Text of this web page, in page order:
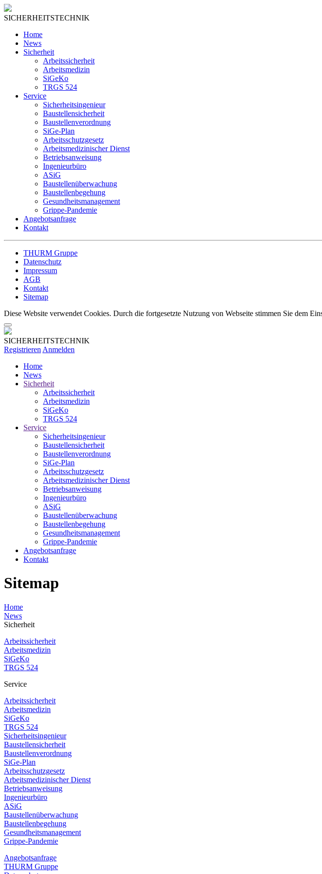
SICHERHEITSTECHNIK
Home
News
Sicherheit
Arbeitssicherheit
Arbeitsmedizin
SiGeKo
TRGS 524
Service
Sicherheitsingenieur
Baustellensicherheit
Baustellenverordnung
SiGe-Plan
Arbeitsschutzgesetz
Arbeitsmedizinischer Dienst
Betriebsanweisung
Ingenieurbüro
ASiG
Baustellenüberwachung
Baustellenbegehung
Gesundheitsmanagement
Grippe-Pandemie
Angebotsanfrage
Kontakt
THURM Gruppe
Datenschutz
Impressum
AGB
Kontakt
Sitemap
Diese Website verwendet Cookies. Durch die fortgesetzte Nutzung von Webseite stimmen Sie dem
SICHERHEITSTECHNIK
Registrieren Anmelden
Home
News
Sicherheit
Arbeitssicherheit
Arbeitsmedizin
SiGeKo
TRGS 524
Service
Sicherheitsingenieur
Baustellensicherheit
Baustellenverordnung
SiGe-Plan
Arbeitsschutzgesetz
Arbeitsmedizinischer Dienst
Betriebsanweisung
Ingenieurbüro
ASiG
Baustellenüberwachung
Baustellenbegehung
Gesundheitsmanagement
Grippe-Pandemie
Angebotsanfrage
Kontakt
Sitemap
Home
News
Sicherheit
Arbeitssicherheit
Arbeitsmedizin
SiGeKo
TRGS 524
Service
Arbeitssicherheit
Arbeitsmedizin
SiGeKo
TRGS 524
Sicherheitsingenieur
Baustellensicherheit
Baustellenverordnung
SiGe-Plan
Arbeitsschutzgesetz
Arbeitsmedizinischer Dienst
Betriebsanweisung
Ingenieurbüro
ASiG
Baustellenüberwachung
Baustellenbegehung
Gesundheitsmanagement
Grippe-Pandemie
Angebotsanfrage
THURM Gruppe